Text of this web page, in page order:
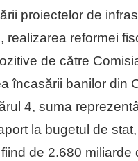
proiectelor de
realizarea reformei
de către
încasării banilor din
4, suma
la bugetul de
de 2.680 miliarde